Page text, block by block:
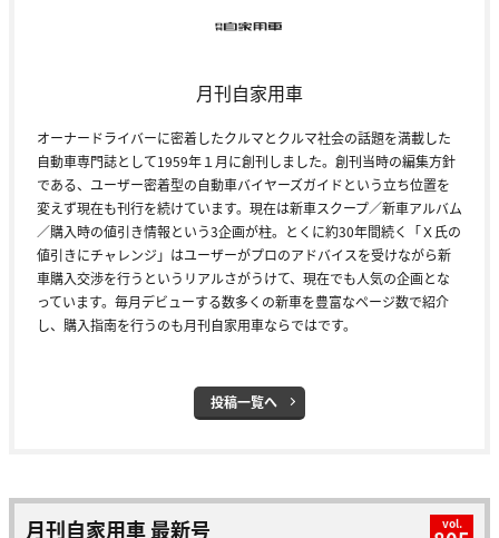
月刊自家用車
オーナードライバーに密着したクルマとクルマ社会の話題を満載した
自動車専門誌として1959年１月に創刊しました。創刊当時の編集方針
である、ユーザー密着型の自動車バイヤーズガイドという立ち位置を
変えず現在も刊行を続けています。現在は新車スクープ／新車アルバム
／購入時の値引き情報という3企画が柱。とくに約30年間続く「Ｘ氏の
値引きにチャレンジ」はユーザーがプロのアドバイスを受けながら新
車購入交渉を行うというリアルさがうけて、現在でも人気の企画とな
っています。毎月デビューする数多くの新車を豊富なページ数で紹介
し、購入指南を行うのも月刊自家用車ならではです。
投稿一覧へ
月刊自家用車 最新号 vol.